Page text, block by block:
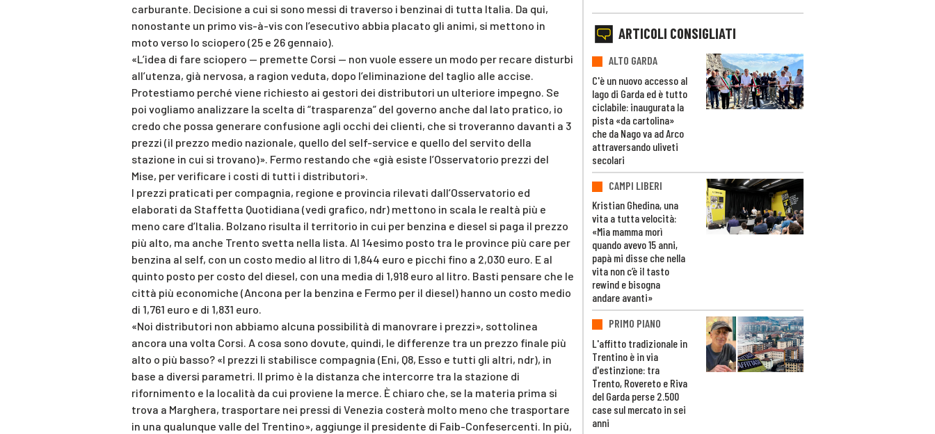
carburante. Decisione a cui si sono messi di traverso i benzinai di tutta Italia. Da qui,
nonostante un primo vis-à-vis con l’esecutivo abbia placato gli animi, si mettono in
moto verso lo sciopero (25 e 26 gennaio).
«L’idea di fare sciopero — premette Corsi — non vuole essere un modo per recare disturbi
all’utenza, già nervosa, a ragion veduta, dopo l’eliminazione del taglio alle accise.
Protestiamo perché viene richiesto ai gestori dei distributori un ulteriore impegno. Se
poi vogliamo analizzare la scelta di “trasparenza” del governo anche dal lato pratico, io
credo che possa generare confusione agli occhi dei clienti, che si troveranno davanti a 3
prezzi (il prezzo medio nazionale, quello del self-service e quello del servito della
stazione in cui si trovano)». Fermo restando che «già esiste l’Osservatorio prezzi del
Mise, per verificare i costi di tutti i distributori».
I prezzi praticati per compagnia, regione e provincia rilevati dall’Osservatorio ed
elaborati da Staffetta Quotidiana (vedi grafico, ndr) mettono in scala le realtà più e
meno care d’Italia. Bolzano risulta il territorio in cui per benzina e diesel si paga il prezzo
più alto, ma anche Trento svetta nella lista. Al 14esimo posto tra le province più care per
benzina al self, con un costo medio al litro di 1,844 euro e picchi fino a 2,030 euro. E al
quinto posto per costo del diesel, con una media di 1,918 euro al litro. Basti pensare che le
città più economiche (Ancona per la benzina e Fermo per il diesel) hanno un costo medio
di 1,761 euro e di 1,831 euro.
«Noi distributori non abbiamo alcuna possibilità di manovrare i prezzi», sottolinea
ancora una volta Corsi. A cosa sono dovute, quindi, le differenze tra un prezzo finale più
alto o più basso? «I prezzi li stabilisce compagnia (Eni, Q8, Esso e tutti gli altri, ndr), in
base a diversi parametri. Il primo è la distanza che intercorre tra la stazione di
rifornimento e la località da cui proviene la merce. È chiaro che, se la materia prima si
trova a Marghera, trasportare nei pressi di Venezia costerà molto meno che trasportare
in una qualunque valle del Trentino», aggiunge il presidente di Faib-Confesercenti. In più,
ARTICOLI CONSIGLIATI
ALTO GARDA
C'è un nuovo accesso al
lago di Garda ed è tutto
ciclabile: inaugurata la
pista «da cartolina»
che da Nago va ad Arco
attraversando uliveti
secolari
CAMPI LIBERI
Kristian Ghedina, una
vita a tutta velocità:
«Mia mamma morì
quando avevo 15 anni,
papà mi disse che nella
vita non c’è il tasto
rewind e bisogna
andare avanti»
PRIMO PIANO
L'affitto tradizionale in
Trentino è in via
d'estinzione: tra
Trento, Rovereto e Riva
del Garda perse 2.500
case sul mercato in sei
anni